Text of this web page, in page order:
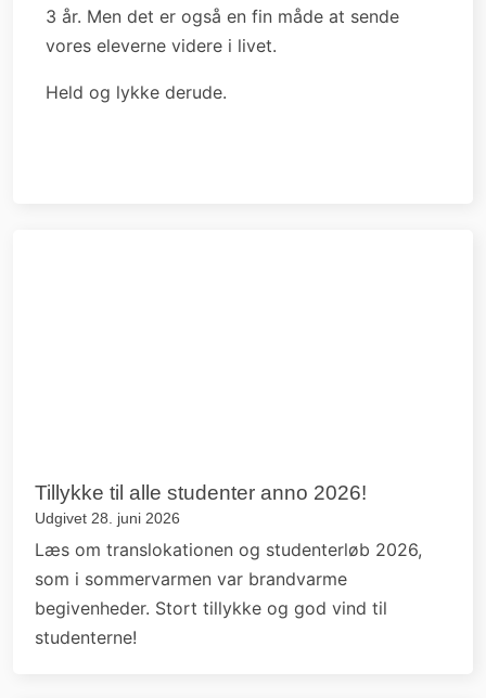
3 år. Men det er også en fin måde at sende
vores eleverne videre i livet.
Held og lykke derude.
Tillykke til alle studenter anno 2026!
Udgivet 28. juni 2026
Læs om translokationen og studenterløb 2026,
som i sommervarmen var brandvarme
begivenheder. Stort tillykke og god vind til
studenterne!